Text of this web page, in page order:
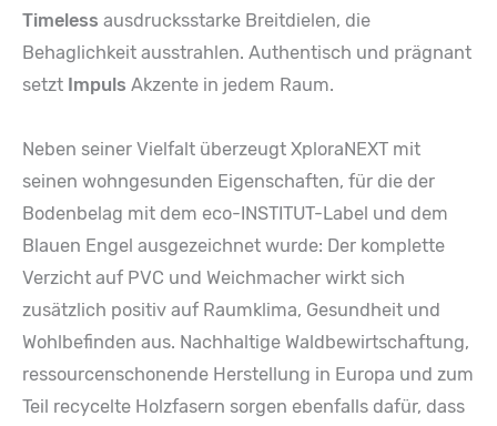
Timeless ausdrucksstarke Breitdielen, die
Behaglichkeit ausstrahlen. Authentisch und prägnant
setzt Impuls Akzente in jedem Raum.
Neben seiner Vielfalt überzeugt XploraNEXT mit
seinen wohngesunden Eigenschaften, für die der
Bodenbelag mit dem eco-INSTITUT-Label und dem
Blauen Engel ausgezeichnet wurde: Der komplette
Verzicht auf PVC und Weichmacher wirkt sich
zusätzlich positiv auf Raumklima, Gesundheit und
Wohlbefinden aus. Nachhaltige Waldbewirtschaftung,
ressourcenschonende Herstellung in Europa und zum
Teil recycelte Holzfasern sorgen ebenfalls dafür, dass